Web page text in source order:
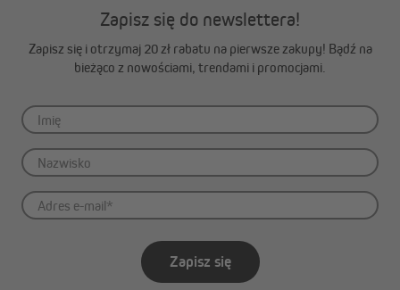
świeci się stale – urządzenie jest gotowe do pracy
(dodatkowo ułatwia orientację w ciemności)
miga – wykonywane jest polecenie
Zapisz się do newslettera!
Zapisz się i otrzymaj 20 zł rabatu na pierwsze zakupy! Bądź na
bieżąco z nowościami, trendami i promocjami.
Zapisz się